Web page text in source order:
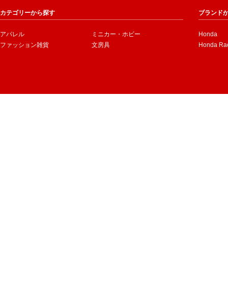
カテゴリーから探す
アパレル
ファッション雑貨
ミニカー・ホビー
文房具
ブランド
Honda
Honda